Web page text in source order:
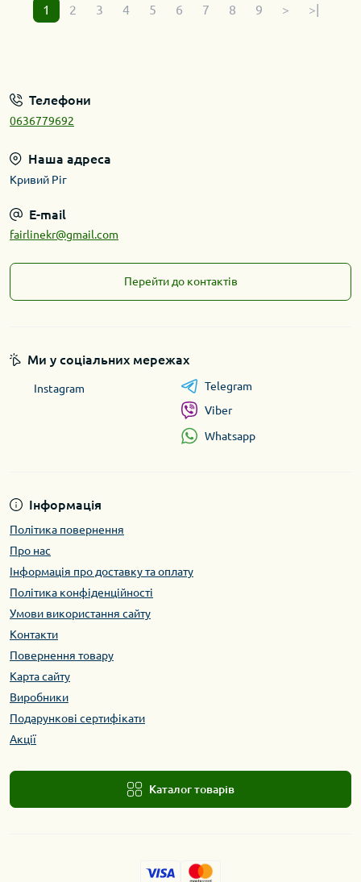
1 2 3 4 5 6 7 8 9 > >|
Телефони
0636779692
Наша адреса
Кривий Ріг
E-mail
fairlinekr@gmail.com
Перейти до контактів
Інформація
Політика повернення
Про нас
Інформація про доставку та оплату
Політика конфіденційності
Умови використання сайту
Контакти
Повернення товару
Карта сайту
Виробники
Подарункові сертифікати
Акції
Каталог товарів
Ми у соціальних мережах
Instagram
Telegram
Viber
Whatsapp